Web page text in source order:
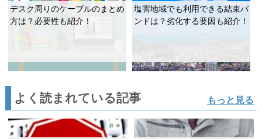
デスク周りのケーブルのまとめ
方は？必要性も紹介！
塩害地域でも利用できる結束バ
ンドは？劣化する要因も紹介！
よく読まれている記事 もっと見る